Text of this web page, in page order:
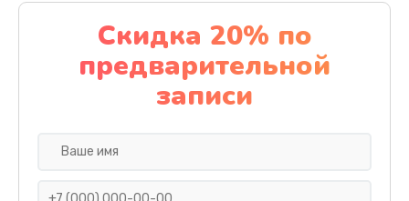
Замена материнской платы
1100 руб.
Заказать
Скидка 20% по
предварительной
записи